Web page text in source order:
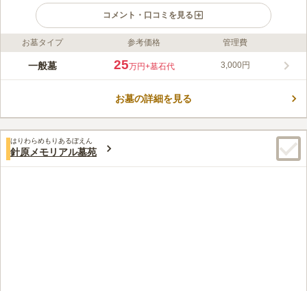
コメント・口コミを見る
ライフドット編集部のコメント
古黒部墓地は、富山県下新川郡入善町にある雄大な自然に囲まれ
とでしょう。周りは田畑のため陽光を遮るものがなく、日当たり
す。
口コミ評価
この霊園はまだ誰からも評価されていません。
お墓タイプ 参考価格 管理費
一般墓 25万円+墓石代 3,000円
お墓の詳細を見る
はりわらめもりあるぼえん
針原メモリアル墓苑